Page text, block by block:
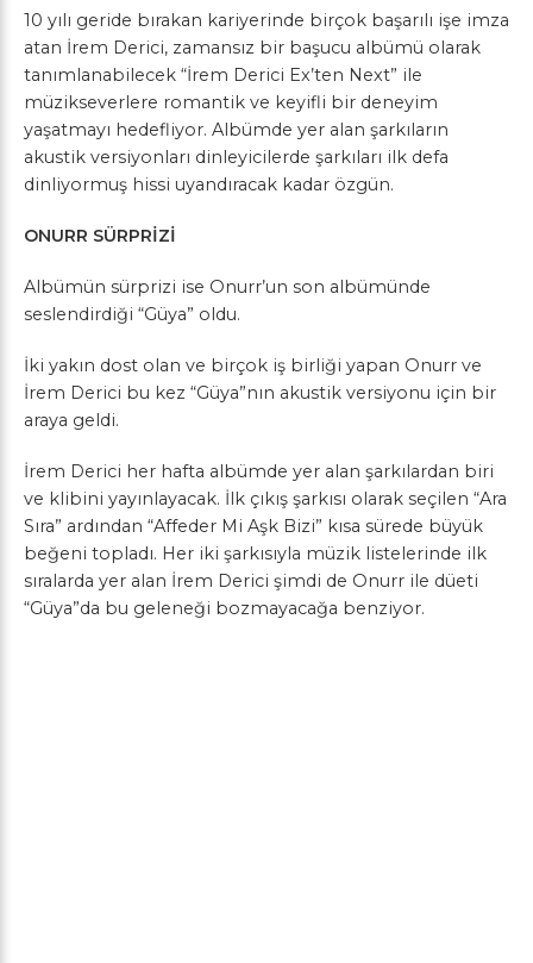
10 yılı geride bırakan kariyerinde birçok başarılı işe imza
atan İrem Derici, zamansız bir başucu albümü olarak
tanımlanabilecek “İrem Derici Ex’ten Next” ile
müzikseverlere romantik ve keyifli bir deneyim
yaşatmayı hedefliyor. Albümde yer alan şarkıların
akustik versiyonları dinleyicilerde şarkıları ilk defa
dinliyormuş hissi uyandıracak kadar özgün.
ONURR SÜRPRİZİ
Albümün sürprizi ise Onurr’un son albümünde
seslendirdiği “Güya” oldu.
İki yakın dost olan ve birçok iş birliği yapan Onurr ve
İrem Derici bu kez “Güya”nın akustik versiyonu için bir
araya geldi.
İrem Derici her hafta albümde yer alan şarkılardan biri
ve klibini yayınlayacak. İlk çıkış şarkısı olarak seçilen “Ara
Sıra” ardından “Affeder Mi Aşk Bizi” kısa sürede büyük
beğeni topladı. Her iki şarkısıyla müzik listelerinde ilk
sıralarda yer alan İrem Derici şimdi de Onurr ile düeti
“Güya”da bu geleneği bozmayacağa benziyor.